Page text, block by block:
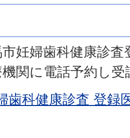
妊婦歯科健康診
関に電話予約し
歯科健康診査 登録